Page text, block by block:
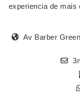
experiencia de mais
Av Barber